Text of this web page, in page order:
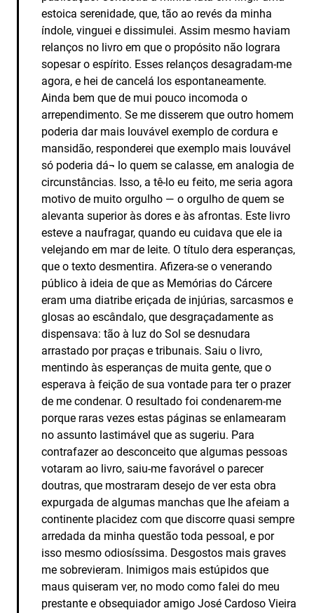
estoica serenidade, que, tão ao revés da minha
índole, vinguei e dissimulei. Assim mesmo haviam
relanços no livro em que o propósito não lograra
sopesar o espírito. Esses relanços desagradam-me
agora, e hei de cancelá los espontaneamente.
Ainda bem que de mui pouco incomoda o
arrependimento. Se me disserem que outro homem
poderia dar mais louvável exemplo de cordura e
mansidão, responderei que exemplo mais louvável
só poderia dá¬ lo quem se calasse, em analogia de
circunstâncias. Isso, a tê-lo eu feito, me seria agora
motivo de muito orgulho — o orgulho de quem se
alevanta superior às dores e às afrontas. Este livro
esteve a naufragar, quando eu cuidava que ele ia
velejando em mar de leite. O título dera esperanças,
que o texto desmentira. Afizera-se o venerando
público à ideia de que as Memórias do Cárcere
eram uma diatribe eriçada de injúrias, sarcasmos e
glosas ao escândalo, que desgraçadamente as
dispensava: tão à luz do Sol se desnudara
arrastado por praças e tribunais. Saiu o livro,
mentindo às esperanças de muita gente, que o
esperava à feição de sua vontade para ter o prazer
de me condenar. O resultado foi condenarem-me
porque raras vezes estas páginas se enlamearam
no assunto lastimável que as sugeriu. Para
contrafazer ao desconceito que algumas pessoas
votaram ao livro, saiu-me favorável o parecer
doutras, que mostraram desejo de ver esta obra
expurgada de algumas manchas que lhe afeiam a
continente placidez com que discorre quasi sempre
arredada da minha questão toda pessoal, e por
isso mesmo odiosíssima. Desgostos mais graves
me sobrevieram. Inimigos mais estúpidos que
maus quiseram ver, no modo como falei do meu
prestante e obsequiador amigo José Cardoso Vieira